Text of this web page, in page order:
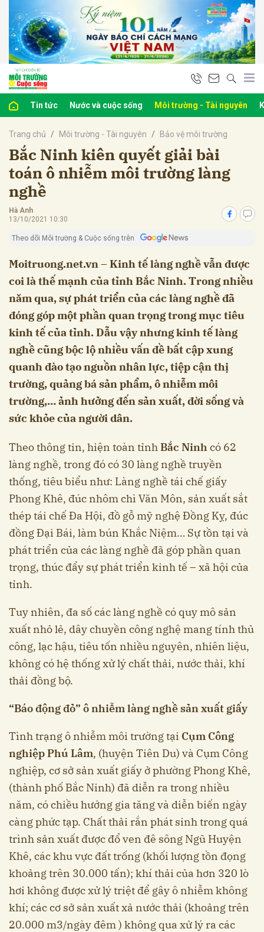
Tin tức Nước và cuộc sống Môi trường - Tài nguyên
Trang chủ Môi trường - Tài nguyên Bảo vệ môi trường
Bắc Ninh kiên quyết giải bài
toán ô nhiễm môi trường làng
nghề
Hà Anh
13/10/2021 10:30
Theo dõi Môi trường & Cuộc sống trên
Moitruong.net.vn – Kinh tế làng nghề vẫn được
coi là thế mạnh của tỉnh Bắc Ninh. Trong nhiều
năm qua, sự phát triển của các làng nghề đã
đóng góp một phần quan trọng trong mục tiêu
kinh tế của tỉnh. Dẫu vậy nhưng kinh tế làng
nghề cũng bộc lộ nhiều vấn đề bất cập xung
quanh đào tạo nguồn nhân lực, tiệp cận thị
trường, quảng bá sản phẩm, ô nhiễm môi
trường,… ảnh hưởng đến sản xuất, đời sống và
sức khỏe của người dân.
Theo thông tin, hiện toàn tỉnhBắc Ninh có 62
làng nghề, trong đó có 30 làng nghề truyền
thống, tiêu biểu như: Làng nghề tái chế giấy
Phong Khê, đúc nhôm chì Văn Môn, sản xuất sắt
thép tái chế Đa Hội, đồ gỗ mỹ nghệ Đồng Kỵ, đúc
đồng Đại Bái, làm bún Khắc Niệm… Sự tồn tại và
phát triển của các làng nghề đã góp phần quan
trọng, thúc đẩy sự phát triển kinh tế – xã hội của
tỉnh.
Tuy nhiên, đa số các làng nghề có quy mô sản
xuất nhỏ lẻ, dây chuyền công nghệ mang tính thủ
công, lạc hậu, tiêu tốn nhiều nguyên, nhiên liệu,
không có hệ thống xử lý chất thải, nước thải, khí
thải đồng bộ.
“Báo động đỏ” ô nhiễm làng nghề sản xuất giấy
Tình trạng ô nhiễm môi trường tại Cụm Công
nghiệp Phú Lâm, (huyện Tiên Du) và Cụm Công
nghiệp, cơ sở sản xuất giấy ở phường Phong Khê,
(thành phố Bắc Ninh) đã diễn ra trong nhiều
năm, có chiều hướng gia tăng và diễn biến ngày
càng phức tạp. Chất thải rắn phát sinh trong quá
trình sản xuất được đổ ven đê sông Ngũ Huyện
Khê, các khu vực đất trống (khối lượng tồn đọng
khoảng trên 30.000 tấn); khí thải của hơn 320 lò
hơi không được xử lý triệt để gây ô nhiễm không
khí; các cơ sở sản xuất xả nước thải (khoảng trên
20.000 m3/ngày đêm ) không qua xử lý ra các
luận